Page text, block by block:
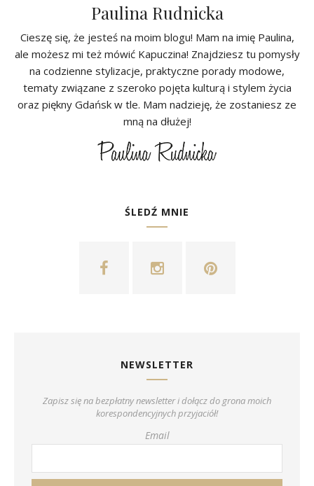
Paulina Rudnicka
Cieszę się, że jesteś na moim blogu! Mam na imię Paulina,
ale możesz mi też mówić Kapuczina! Znajdziesz tu pomysły
na codzienne stylizacje, praktyczne porady modowe,
tematy związane z szeroko pojęta kulturą i stylem życia
oraz piękny Gdańsk w tle. Mam nadzieję, że zostaniesz ze
mną na dłużej!
ŚLEDŹ MNIE
NEWSLETTER
Zapisz się na bezpłatny newsletter i dołącz do grona moich
korespondencyjnych przyjaciół!
Email